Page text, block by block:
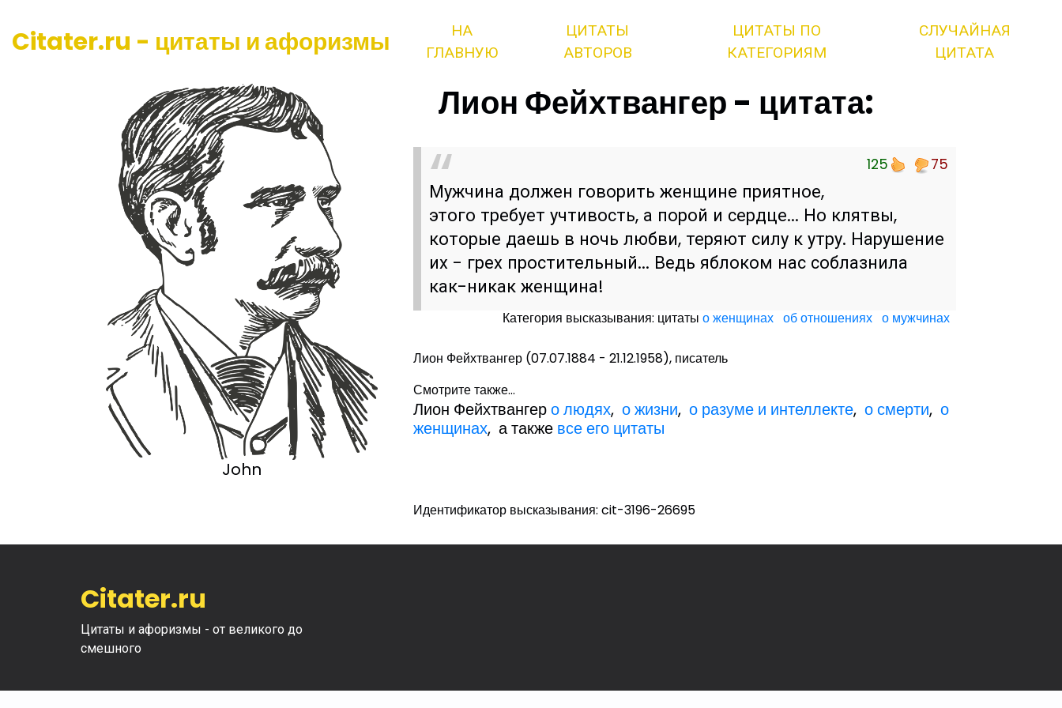
Citater.ru - цитаты и афоризмы
НА
ГЛАВНУЮ
ЦИТАТЫ
АВТОРОВ
ЦИТАТЫ ПО
КАТЕГОРИЯМ
СЛУЧАЙНАЯ
ЦИТАТА
John
Лион Фейхтвангер - цитата:
125 75
Мужчина должен говорить женщине приятное,
этого требует учтивость, а порой и сердце... Но клятвы,
которые даешь в ночь любви, теряют силу к утру. Нарушение
их - грех простительный... Ведь яблоком нас соблазнила
как-никак женщина!
Категория высказывания: цитаты о женщинах об отношениях о мужчинах
Лион Фейхтвангер (07.07.1884 - 21.12.1958), писатель
Смотрите также...
Лион Фейхтвангеро людях,о жизни,о разуме и интеллекте,о смерти,о
женщинах, а также все его цитаты
Идентификатор высказывания: cit-3196-26695
Citater.ru
Цитаты и афоризмы - от великого до
смешного